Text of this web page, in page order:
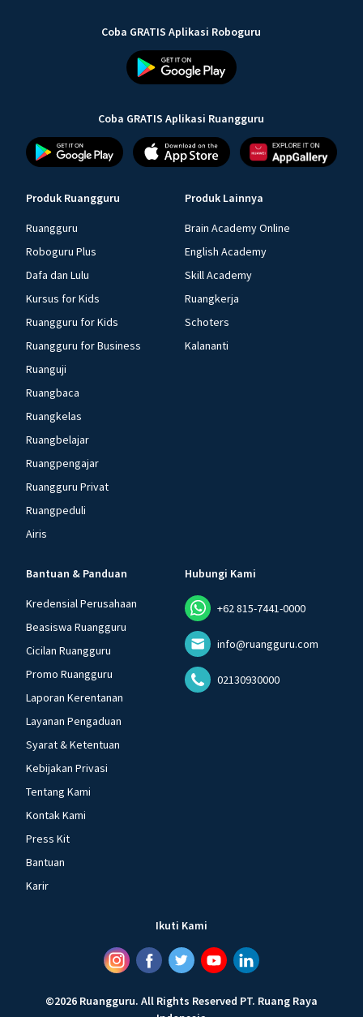
Coba GRATIS Aplikasi Roboguru
Coba GRATIS Aplikasi Ruangguru
Produk Ruangguru
Ruangguru
Roboguru Plus
Dafa dan Lulu
Kursus for Kids
Ruangguru for Kids
Ruangguru for Business
Ruanguji
Ruangbaca
Ruangkelas
Ruangbelajar
Ruangpengajar
Ruangguru Privat
Ruangpeduli
Airis
Produk Lainnya
Brain Academy Online
English Academy
Skill Academy
Ruangkerja
Schoters
Kalananti
Bantuan & Panduan
Kredensial Perusahaan
Beasiswa Ruangguru
Cicilan Ruangguru
Promo Ruangguru
Laporan Kerentanan
Layanan Pengaduan
Syarat & Ketentuan
Kebijakan Privasi
Tentang Kami
Kontak Kami
Press Kit
Bantuan
Karir
Hubungi Kami
+62 815-7441-0000
info@ruangguru.com
02130930000
Ikuti Kami
©2026 Ruangguru. All Rights Reserved PT. Ruang Raya